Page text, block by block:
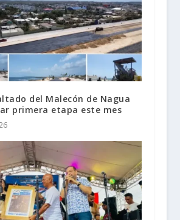
del Malecón de Nagua
primera etapa este mes